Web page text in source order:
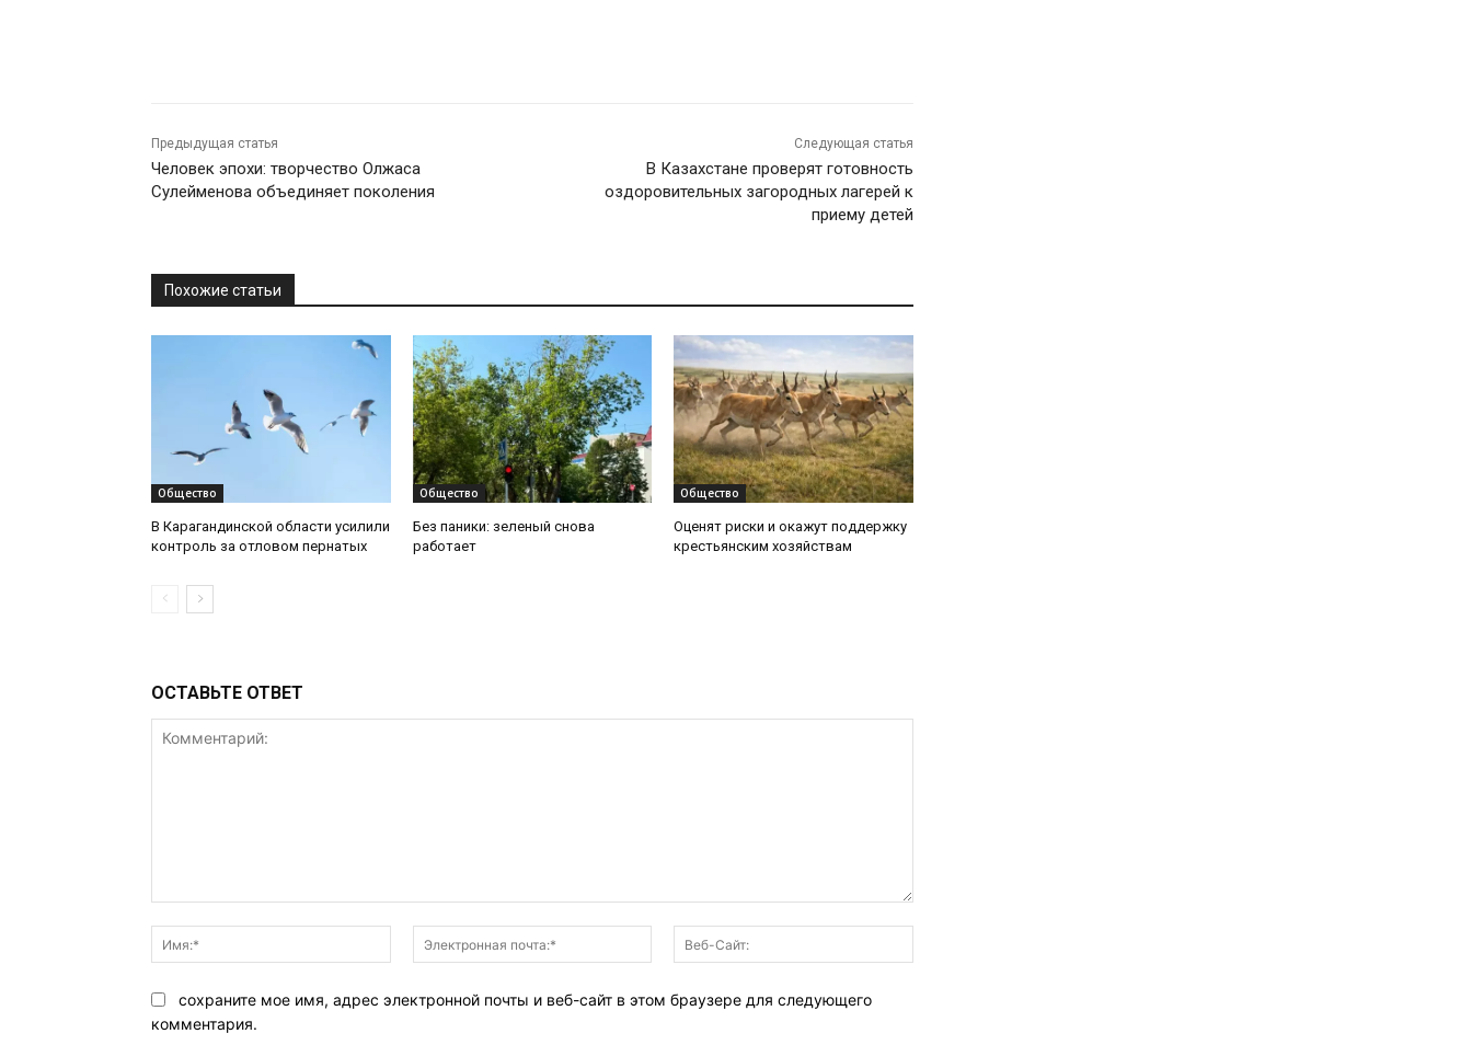
Предыдущая статья
Человек эпохи: творчество Олжаса
Сулейменова объединяет поколения
Следующая статья
В Казахстане проверят готовность
оздоровительных загородных лагерей к
приему детей
Похожие статьи
Общество
В Карагандинской области усилили
контроль за отловом пернатых
Общество
Без паники: зеленый снова
работает
Общество
Оценят риски и окажут поддержку
крестьянским хозяйствам
ОСТАВЬТЕ ОТВЕТ
Имя:*
Электронная
почта:*
Сайт:
сохраните мое имя, адрес электронной почты и веб-сайт в этом браузере для следующего
комментария.